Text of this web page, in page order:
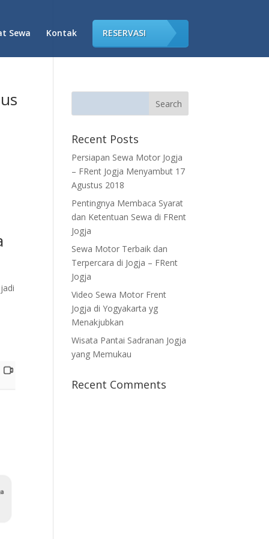
Sewa Kontak RESERVASI
Recent Posts
Persiapan Sewa Motor Jogja
– FRent Jogja Menyambut 17
Agustus 2018
Pentingnya Membaca Syarat
dan Ketentuan Sewa di FRent
Jogja
Sewa Motor Terbaik dan
Terpercara di Jogja – FRent
Jogja
Video Sewa Motor Frent
Jogja di Yogyakarta yg
Menakjubkan
Wisata Pantai Sadranan Jogja
yang Memukau
Recent Comments